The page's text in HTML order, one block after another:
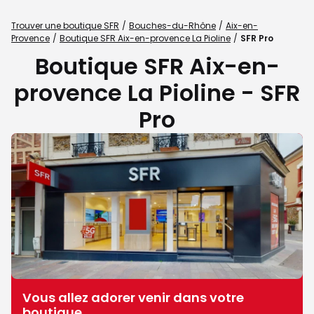
Trouver une boutique SFR Bouches-du-Rhône
Aix-en-
Provence
Boutique SFR Aix-en-provence La Pioline SFR Pro
Boutique SFR Aix-en-
provence La Pioline - SFR
Pro
Vous allez adorer venir dans votre